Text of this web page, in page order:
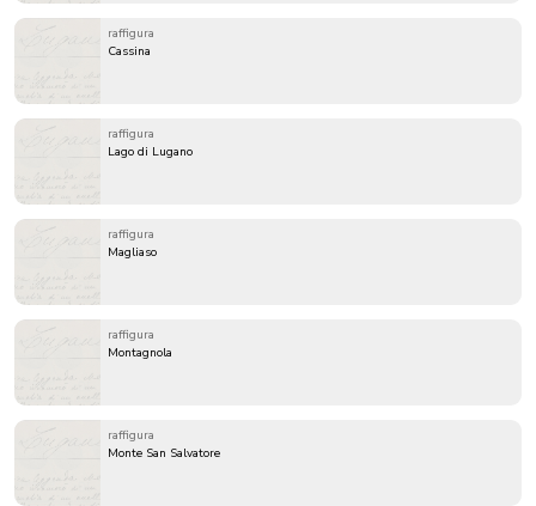
raffigura
Cassina
raffigura
Lago di Lugano
raffigura
Magliaso
raffigura
Montagnola
raffigura
Monte San Salvatore